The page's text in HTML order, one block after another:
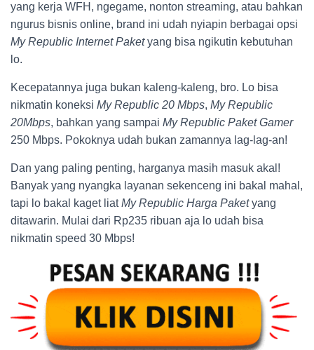
yang kerja WFH, ngegame, nonton streaming, atau bahkan
ngurus bisnis online, brand ini udah nyiapin berbagai opsi
My Republic Internet Paketyang bisa ngikutin kebutuhan
lo.
Kecepatannya juga bukan kaleng-kaleng, bro. Lo bisa
nikmatin koneksi My Republic 20 Mbps, My Republic
20Mbps, bahkan yang sampai My Republic Paket Gamer
250 Mbps. Pokoknya udah bukan zamannya lag-lag-an!
Dan yang paling penting, harganya masih masuk akal!
Banyak yang nyangka layanan sekenceng ini bakal mahal,
tapi lo bakal kaget liatMy Republic Harga Paketyang
ditawarin. Mulai dari Rp235 ribuan aja lo udah bisa
nikmatin speed 30 Mbps!